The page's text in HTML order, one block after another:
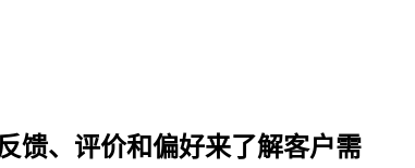
馈、评价和偏好来了解客户需